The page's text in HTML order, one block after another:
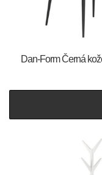
​​​​​Dan-Form Černá